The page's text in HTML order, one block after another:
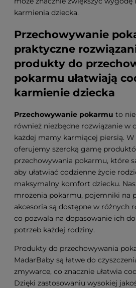
karmienia dziecka.
Przechowywanie
praktyczne
produkty do
pokarmu ułatwiają
karmienie dziecka
Przechowywanie pokarmu to
również niezbędne rozwiązanie w
każdej mamy karmiącej piersią.
oferujemy szeroką gamę
przechowywania pokarmu, które
aby ułatwiać codzienne życie
maksymalny komfort dziecku.
mrożenia pokarmu, pojemniki na
akcesoria są dostępne w różnych
co pozwala na dopasowanie ich
potrzeb każdej rodziny.
Produkty do przechowywania
MadarBaby są łatwe do
zmywarce, co znacznie ułatwia
Dzięki zastosowaniu wysokiej